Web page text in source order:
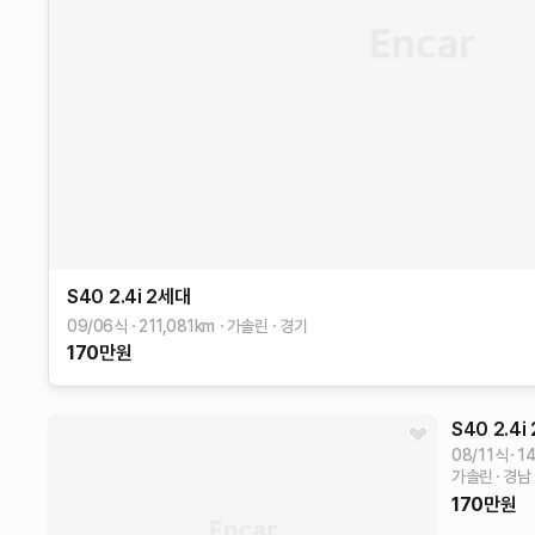
S40 2.4i 2세대
09/06식 211,081 km 가솔린 경기
170만원
S40 2.4i
08/11식
가솔린
경남
170만원